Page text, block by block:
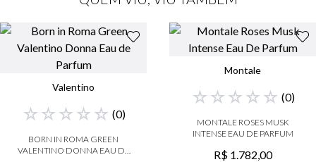
Valentino
☆ ☆ ☆ ☆ ☆ (0)
BORN IN ROMA GREEN
VALENTINO DONNA EAU DE
Montale
☆ ☆ ☆ ☆ ☆ (0)
MONTALE ROSES MUSK
INTENSE EAU DE PARFUM
R$ 1.782,00